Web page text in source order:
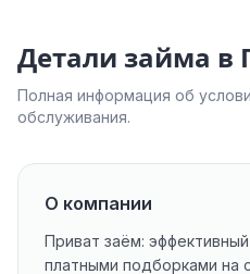
Детали займа в
Полная информация об
обслуживания.
О компании
Приват заём:
платными подборками на